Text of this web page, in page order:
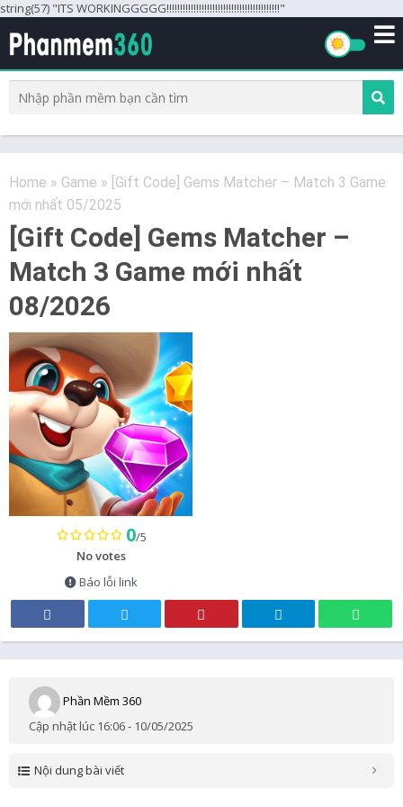
string(57) "ITS WORKINGGGGG!!!!!!!!!!!!!!!!!!!!!!!!!!!!!!!!!!!!!!!!!!"
Home » Game » [Gift Code] Gems Matcher – Match 3 Game
mới nhất 05/2025
[Gift Code] Gems Matcher –
Match 3 Game mới nhất
08/2026
0/5
No votes
Báo lỗi link
Phần Mềm 360
Cập nhật lúc 16:06 - 10/05/2025
Nội dung bài viết